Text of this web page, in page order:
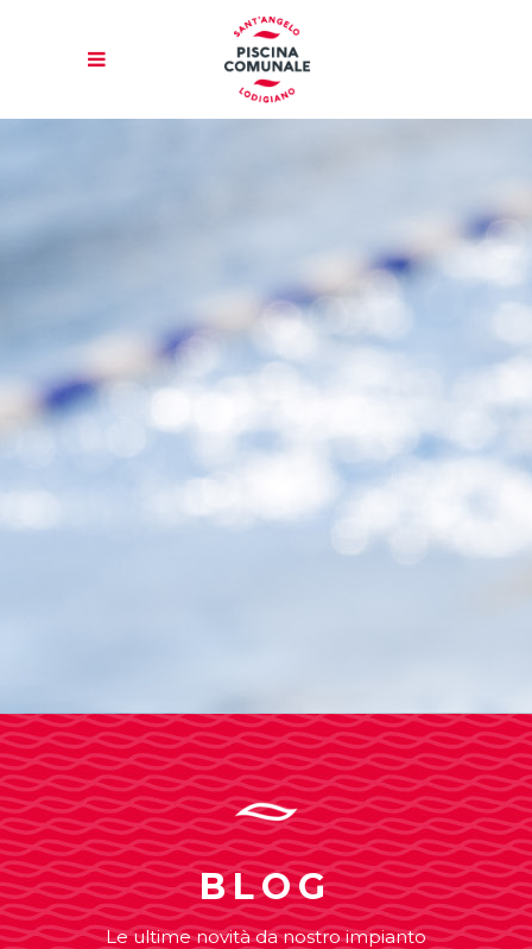
BLOG
Le ultime novità da nostro impianto